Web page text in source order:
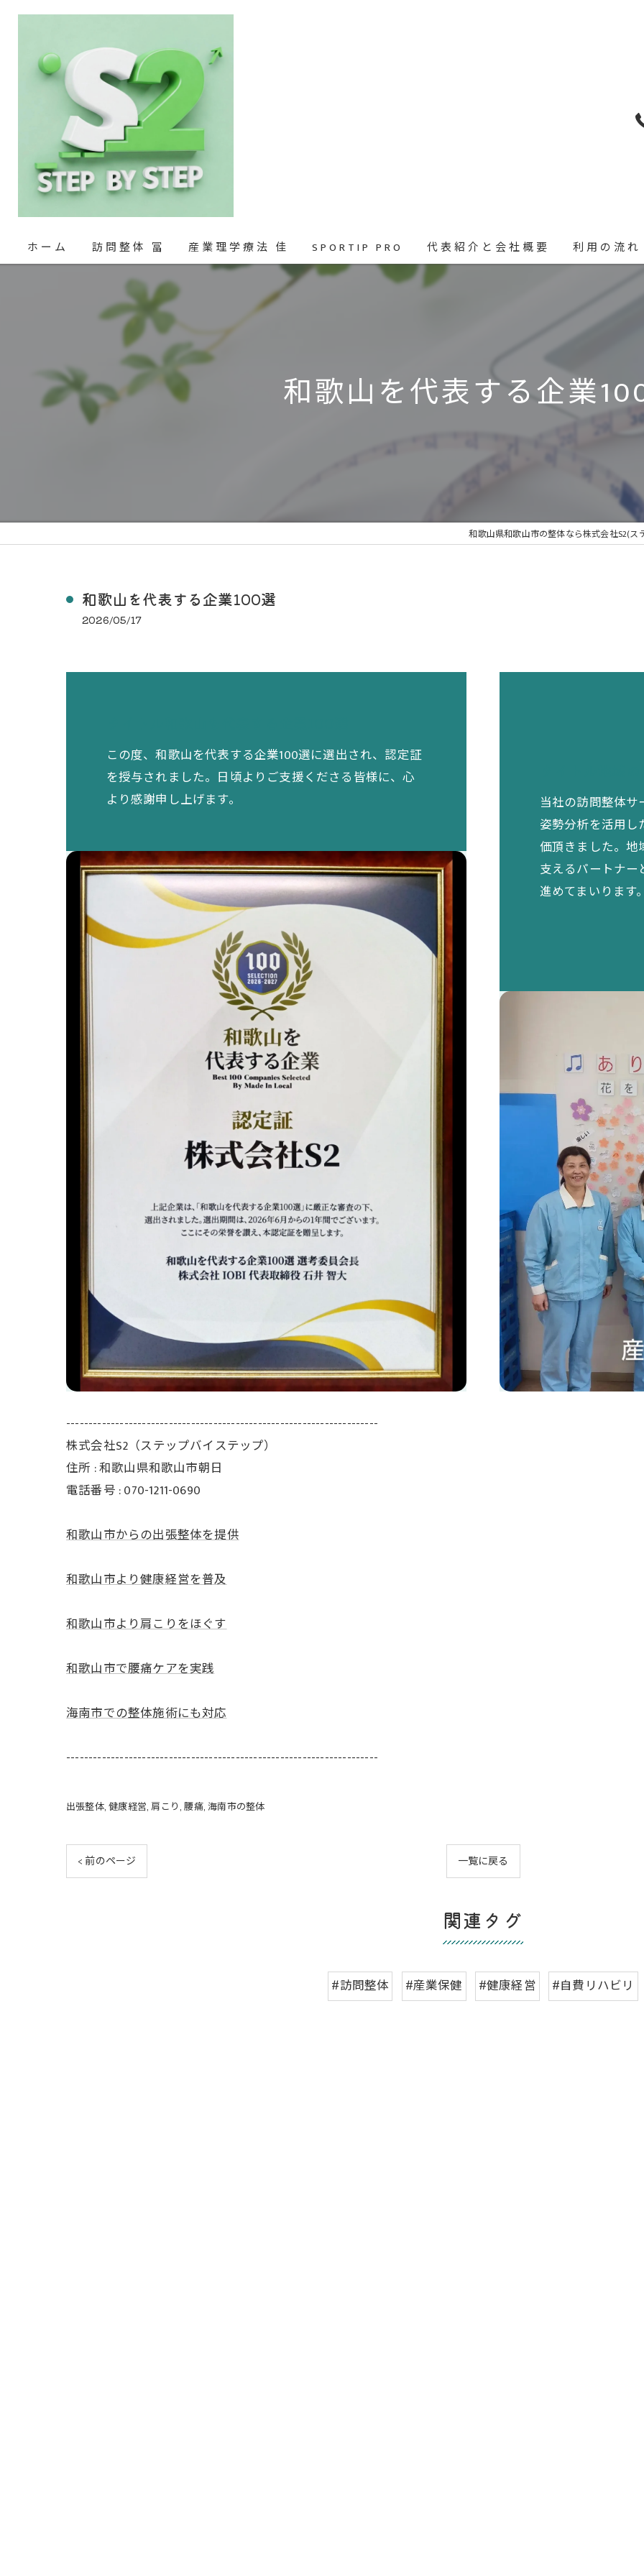
ホーム 訪問整体 冨 産業理学療法 佳 SPORTIP PRO 代表紹介と会社概要 利用の流れ
和歌山を代表する企業
和歌山県和歌山市の整体なら株式会社S2(ス
和歌山を代表する企業100選
2026/05/17
この度、和歌山を代表する企業100選に選出され、認定証
を授与されました。日頃よりご支援くださる皆様に、心
より感謝申し上げます。
当社の訪問整体
姿勢分析を活用
価頂きました。地
支えるパートナ
進めてまいります。
----------------------------------------------------------------------
株式会社S2（ステップバイステップ）
住所 : 和歌山県和歌山市朝日
電話番号 : 070-1211-0690
和歌山市からの出張整体を提供
和歌山市より健康経営を普及
和歌山市より肩こりをほぐす
和歌山市で腰痛ケアを実践
海南市での整体施術にも対応
----------------------------------------------------------------------
出張整体 健康経営 肩こり 腰痛 海南市の整体
< 前のページ 一覧に戻る
関連タグ
#訪問整体 #産業保健 #健康経営 #自費リハビリ